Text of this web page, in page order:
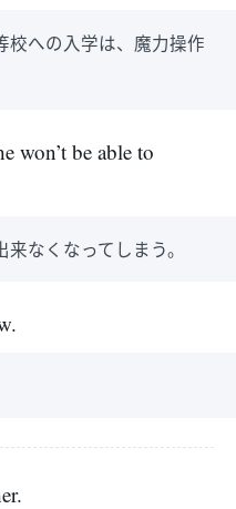
校への入学は、魔力操作
won’t be able to
なくなってしまう。